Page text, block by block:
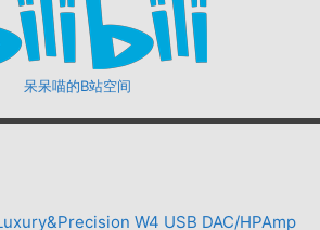
呆呆喵的B站空间
W4 USB DAC/HPAmp